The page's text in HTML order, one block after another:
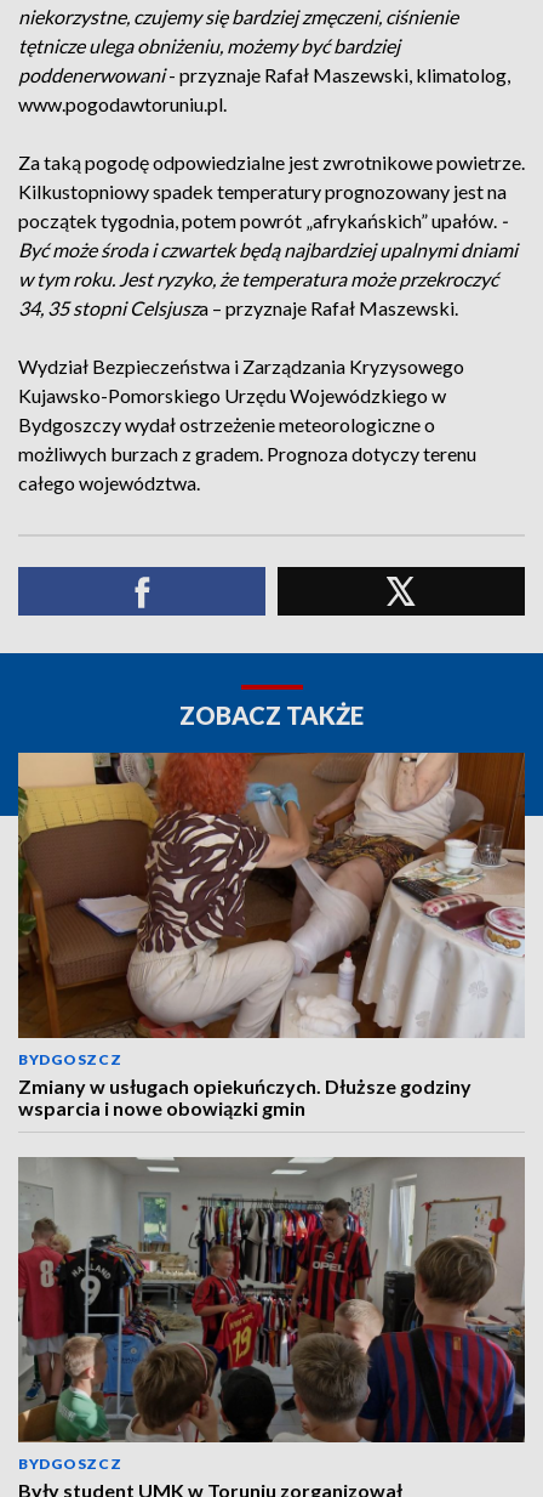
niekorzystne, czujemy się bardziej zmęczeni, ciśnienie
tętnicze ulega obniżeniu, możemy być bardziej
poddenerwowani- przyznaje Rafał Maszewski, klimatolog,
www.pogodawtoruniu.pl.
Za taką pogodę odpowiedzialne jest zwrotnikowe powietrze.
Kilkustopniowy spadek temperatury prognozowany jest na
początek tygodnia, potem powrót „afrykańskich” upałów. -
Być może środa i czwartek będą najbardziej upalnymi dniami
w tym roku. Jest ryzyko, że temperatura może przekroczyć
34, 35 stopni Celsjusza – przyznaje Rafał Maszewski.
Wydział Bezpieczeństwa i Zarządzania Kryzysowego
Kujawsko-Pomorskiego Urzędu Wojewódzkiego w
Bydgoszczy wydał ostrzeżenie meteorologiczne o
możliwych burzach z gradem. Prognoza dotyczy terenu
całego województwa.
ZOBACZ TAKŻE
BYDGOSZCZ
Zmiany w usługach opiekuńczych. Dłuższe godziny
wsparcia i nowe obowiązki gmin
BYDGOSZCZ
Były student UMK w Toruniu zorganizował